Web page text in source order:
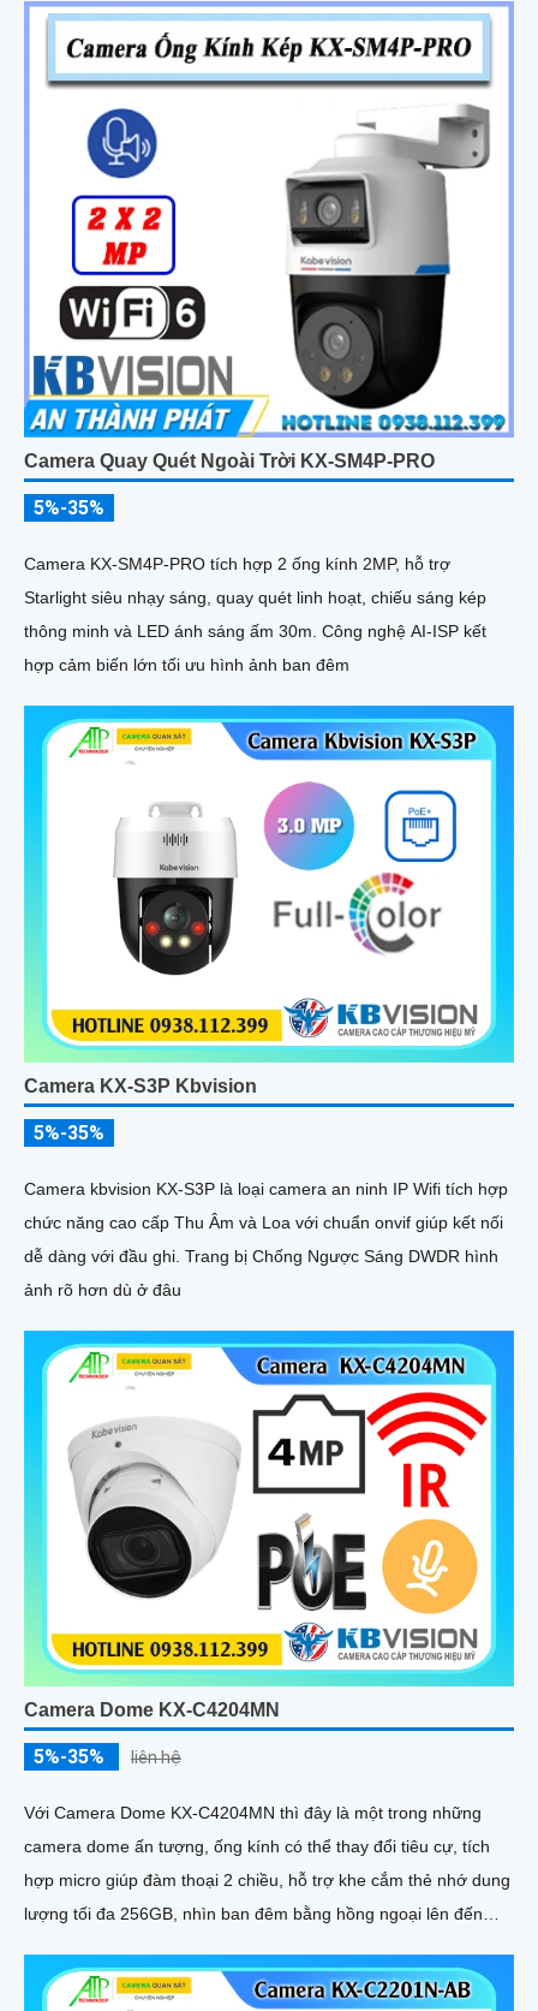
điều kiện ánh sáng phức tạp như ngược sáng mạnh hay thiếu
Camera Quay Quét Ngoài Trời KX-SM4P-PRO
5%-35%
Camera KX-SM4P-PRO tích hợp 2 ống kính 2MP, hỗ trợ
Starlight siêu nhạy sáng, quay quét linh hoạt, chiếu sáng kép
thông minh và LED ánh sáng ấm 30m. Công nghệ AI-ISP kết
hợp cảm biến lớn tối ưu hình ảnh ban đêm
Camera KX-S3P Kbvision
5%-35%
Camera kbvision KX-S3P là loại camera an ninh IP Wifi tích hợp
chức năng cao cấp Thu Âm và Loa với chuẩn onvif giúp kết nối
dễ dàng với đầu ghi. Trang bị Chống Ngược Sáng DWDR hình
ảnh rõ hơn dù ở đâu
Camera Dome KX-C4204MN
5%-35% liên hệ
Với Camera Dome KX-C4204MN thì đây là một trong những
camera dome ấn tượng, ống kính có thể thay đổi tiêu cự, tích
hợp micro giúp đàm thoại 2 chiều, hỗ trợ khe cắm thẻ nhớ dung
lượng tối đa 256GB, nhìn ban đêm bằng hồng ngoại lên đến